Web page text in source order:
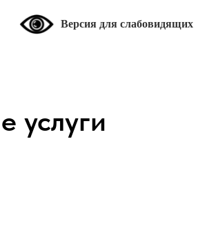
Версия для слабовидящих
услуги